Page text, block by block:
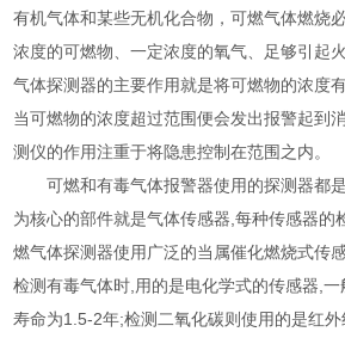
有机气体和某些无机化合物，可燃气体燃烧
浓度的可燃物、一定浓度的氧气、足够引起
气体探测器的主要作用就是将可燃物的浓度
当可燃物的浓度超过范围便会发出报警起到
测仪的作用注重于将隐患控制在范围之内。
可燃和有毒气体报警器使用的探测器都是
为核心的部件就是气体传感器,每种传感器的
燃气体探测器使用广泛的当属催化燃烧式传
检测有毒气体时,用的是电化学式的传感器,
寿命为1.5-2年;检测二氧化碳则使用的是红